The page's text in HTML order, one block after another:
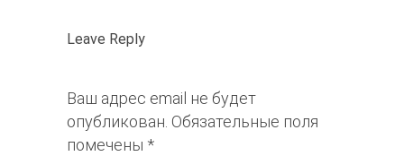
Leave Reply
Ваш адрес email не будет
опубликован. Обязательные поля
помечены *